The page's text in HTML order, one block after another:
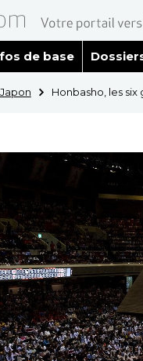
de base
Honbasho, les